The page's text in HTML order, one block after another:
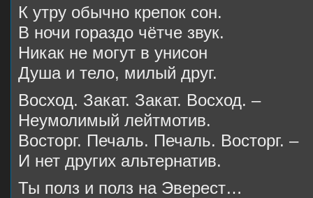
К утру обычно крепок сон.
В ночи гораздо чётче звук.
Никак не могут в унисон
Душа и тело, милый друг.
Восход. Закат. Закат. Восход. –
Неумолимый лейтмотив.
Восторг. Печаль. Печаль. Восторг. –
И нет других альтернатив.
Ты полз и полз на Эверест…